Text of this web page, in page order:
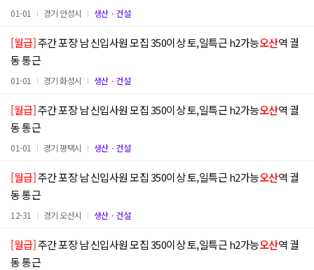
01-01 경기 안성시 생산ㆍ건설
[월급]주간 포장 남 신입사원 모집 350이상 토,일특근 h2가능오산역 궐
동 통근
01-01 경기 화성시 생산ㆍ건설
[월급]주간 포장 남 신입사원 모집 350이상 토,일특근 h2가능오산역 궐
동 통근
01-01 경기 평택시 생산ㆍ건설
[월급]주간 포장 남 신입사원 모집 350이상 토,일특근 h2가능오산역 궐
동 통근
12-31 경기 오산시 생산ㆍ건설
[월급]주간 포장 남 신입사원 모집 350이상 토,일특근 h2가능오산역 궐
동 통근